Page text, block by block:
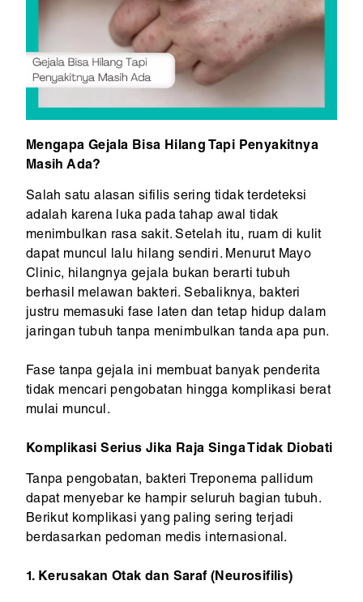
Mengapa Gejala Bisa Hilang Tapi Penyakitnya
Masih Ada?
Salah satu alasan sifilis sering tidak terdeteksi
adalah karena luka pada tahap awal tidak
menimbulkan rasa sakit. Setelah itu, ruam di kulit
dapat muncul lalu hilang sendiri. Menurut Mayo
Clinic, hilangnya gejala bukan berarti tubuh
berhasil melawan bakteri. Sebaliknya, bakteri
justru memasuki fase laten dan tetap hidup dalam
jaringan tubuh tanpa menimbulkan tanda apa pun.
Fase tanpa gejala ini membuat banyak penderita
tidak mencari pengobatan hingga komplikasi berat
mulai muncul.
Komplikasi Serius Jika Raja Singa Tidak Diobati
Tanpa pengobatan, bakteri Treponema pallidum
dapat menyebar ke hampir seluruh bagian tubuh.
Berikut komplikasi yang paling sering terjadi
berdasarkan pedoman medis internasional.
1. Kerusakan Otak dan Saraf (Neurosifilis)